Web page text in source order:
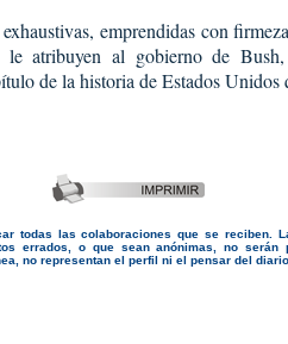
emprendidas con
le atribuyen al gobierno de
de la historia de Estados
todas las colaboraciones que se reciben.
errados, o que sean anónimas, no serán
no representan el perfil ni el pensar del